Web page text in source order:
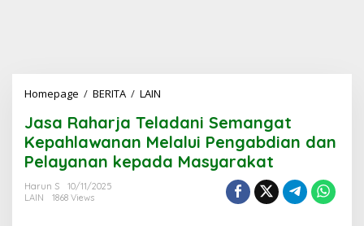
Homepage / BERITA / LAIN
Teladani
Semangat
Kepahlawanan
Melalui
Jasa Raharja Teladani Semangat
Kepahlawanan Melalui Pengabdian dan
Pelayanan kepada Masyarakat
Harun S
10/11/2025
LAIN
1868 Views